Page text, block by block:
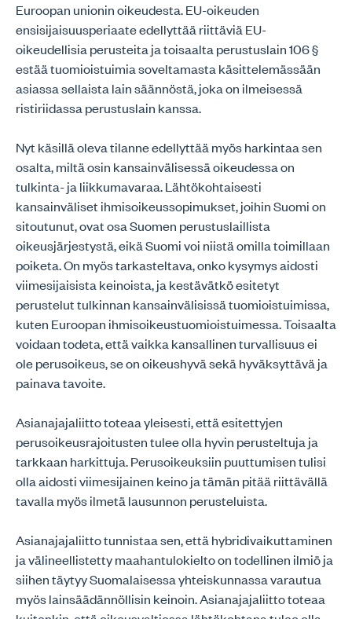
Euroopan unionin oikeudesta. EU-oikeuden
ensisijaisuusperiaate edellyttää riittäviä EU-
oikeudellisia perusteita ja toisaalta perustuslain 106 §
estää tuomioistuimia soveltamasta käsittelemässään
asiassa sellaista lain säännöstä, joka on ilmeisessä
ristiriidassa perustuslain kanssa.
Nyt käsillä oleva tilanne edellyttää myös harkintaa sen
osalta, miltä osin kansainvälisessä oikeudessa on
tulkinta- ja liikkumavaraa. Lähtökohtaisesti
kansainväliset ihmisoikeussopimukset, joihin Suomi on
sitoutunut, ovat osa Suomen perustuslaillista
oikeusjärjestystä, eikä Suomi voi niistä omilla toimillaan
poiketa. On myös tarkasteltava, onko kysymys aidosti
viimesijaisista keinoista, ja kestävätkö esitetyt
perustelut tulkinnan kansainvälisissä tuomioistuimissa,
kuten Euroopan ihmisoikeustuomioistuimessa. Toisaalta
voidaan todeta, että vaikka kansallinen turvallisuus ei
ole perusoikeus, se on oikeushyvä sekä hyväksyttävä ja
painava tavoite.
Asianajajaliitto toteaa yleisesti, että esitettyjen
perusoikeusrajoitusten tulee olla hyvin perusteltuja ja
tarkkaan harkittuja. Perusoikeuksiin puuttumisen tulisi
olla aidosti viimesijainen keino ja tämän pitää riittävällä
tavalla myös ilmetä lausunnon perusteluista.
Asianajajaliitto tunnistaa sen, että hybridivaikuttaminen
ja välineellistetty maahantulokielto on todellinen ilmiö ja
siihen täytyy Suomalaisessa yhteiskunnassa varautua
myös lainsäädännöllisin keinoin. Asianajajaliitto toteaa